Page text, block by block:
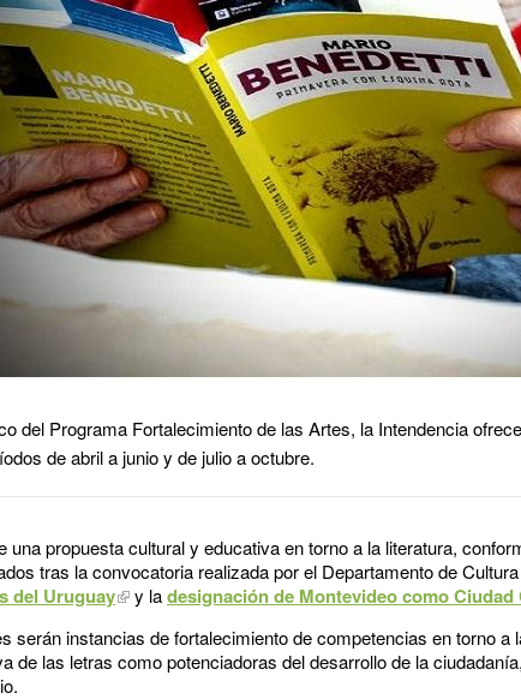
del Programa Fortalecimiento de las Artes, la Intendencia
de abril a junio y de julio a octubre.
una propuesta cultural y educativa en torno a la literatura,
tras la convocatoria realizada por el Departamento de
del Uruguay
y ladesignación de Montevideo como
serán instancias de fortalecimiento de competencias en torno
de las letras como potenciadoras del desarrollo de la